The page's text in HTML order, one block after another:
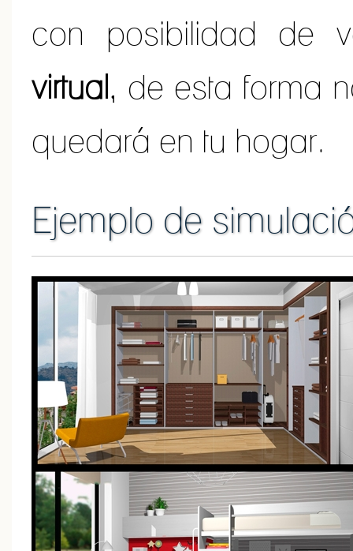
con posibilidad de
virtual, de esta forma
quedará en tu hogar.
Ejemplo de